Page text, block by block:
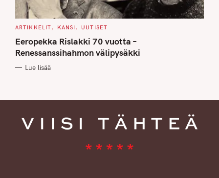
C
T
E
G
O
I
ARTIKKELIT KANSI UUTISET
Eeropekka Rislakki 70 vuotta –
Renessanssihahmon välipysäkki
Lue lisää